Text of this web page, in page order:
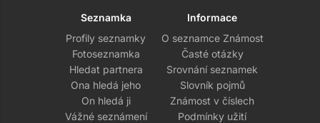
Seznamka
Profily seznamky
Fotoseznamka
Hledat partnera
Ona hledá jeho
On hledá ji
Vážné seznámení
Informace
O seznamce Známost
Časté otázky
Srovnání seznamek
Slovník pojmů
Známost v číslech
Podmínky užití